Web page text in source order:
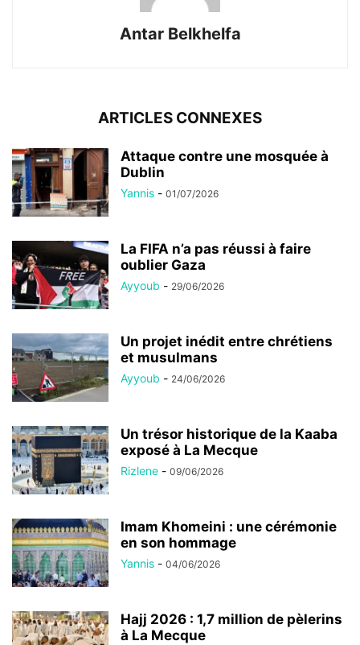
Antar Belkhelfa
ARTICLES CONNEXES
Attaque contre une mosquée à
Dublin
Yannis - 01/07/2026
La FIFA n’a pas réussi à faire
oublier Gaza
Ayyoub - 29/06/2026
Un projet inédit entre chrétiens
et musulmans
Ayyoub - 24/06/2026
Un trésor historique de la Kaaba
exposé à La Mecque
Rizlene - 09/06/2026
Imam Khomeini : une cérémonie
en son hommage
Yannis - 04/06/2026
Hajj 2026 : 1,7 million de pèlerins
à La Mecque